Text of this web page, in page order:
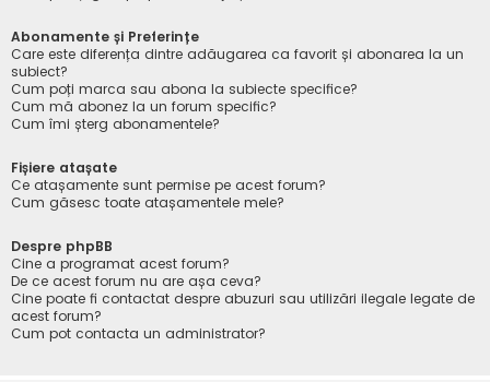
Abonamente și Preferințe
Care este diferența dintre adăugarea ca favorit și abonarea la un
subiect?
Cum poți marca sau abona la subiecte specifice?
Cum mă abonez la un forum specific?
Cum îmi șterg abonamentele?
Fișiere atașate
Ce atașamente sunt permise pe acest forum?
Cum găsesc toate atașamentele mele?
Despre phpBB
Cine a programat acest forum?
De ce acest forum nu are așa ceva?
Cine poate fi contactat despre abuzuri sau utilizări ilegale legate de
acest forum?
Cum pot contacta un administrator?